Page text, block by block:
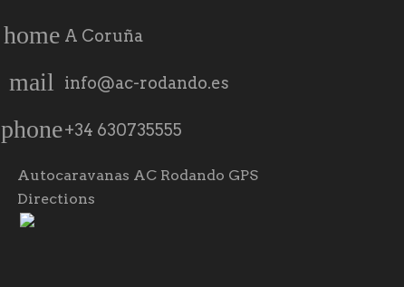
home A Coruña
mail info@ac-rodando.es
phone+34 630735555
Autocaravanas AC Rodando GPS
Directions